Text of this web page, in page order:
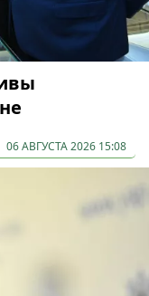
06 АВГУСТА 2026 15:08